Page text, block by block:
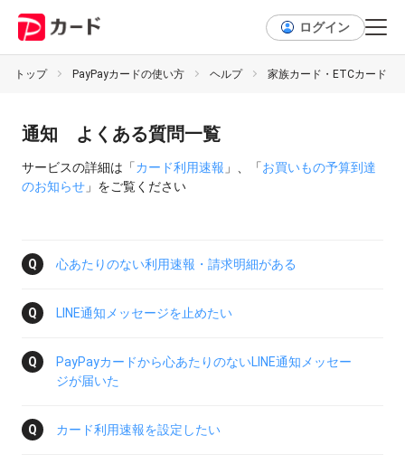
ログイン
トップ PayPayカードの使い方 ヘルプ 家族カード・ETCカード・
通知 よくある質問一覧
サービスの詳細は 「カード利用速報 」 「お買いもの予算到達
のお知らせ 」 をご覧ください
心あたりのない利用速報・請求明細がある
LINE通知メッセージを​止めたい​
PayPayカードから​心あたりの​ない​LINE通知メッセー
ジが​届いた​
カード利用速報を設定したい